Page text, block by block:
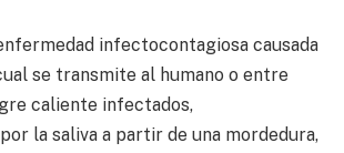
infectocontagiosa causada
se transmite al humano o entre
caliente infectados,
la saliva a partir de una mordedura,